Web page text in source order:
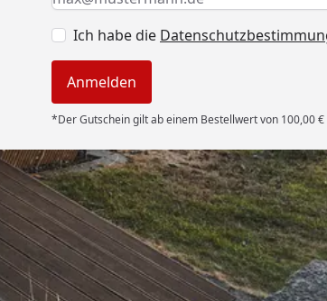
Ich habe die
Anmelden
*Der Gutschein gilt ab einem Bestellwert von 100,00 €
Versand